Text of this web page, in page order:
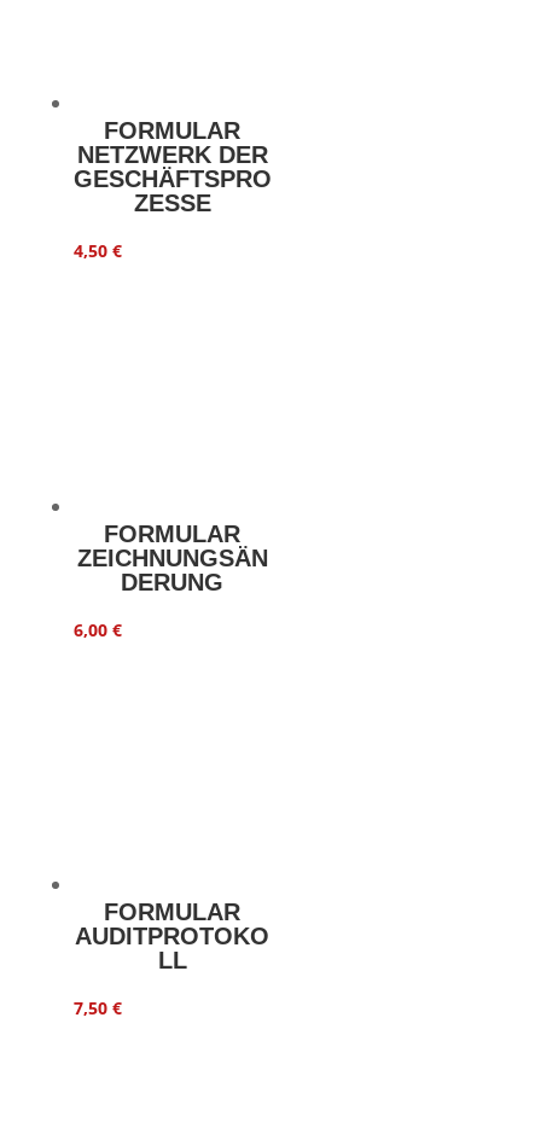
FORMULAR
NETZWERK DER
GESCHÄFTSPRO
ZESSE
4,50 €
FORMULAR
ZEICHNUNGSÄN
DERUNG
6,00 €
FORMULAR
AUDITPROTOKO
LL
7,50 €